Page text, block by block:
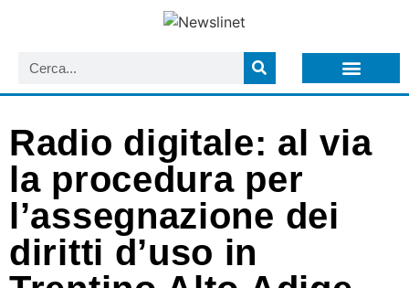
Radio digitale: al via
la procedura per
l’assegnazione dei
diritti d’uso in